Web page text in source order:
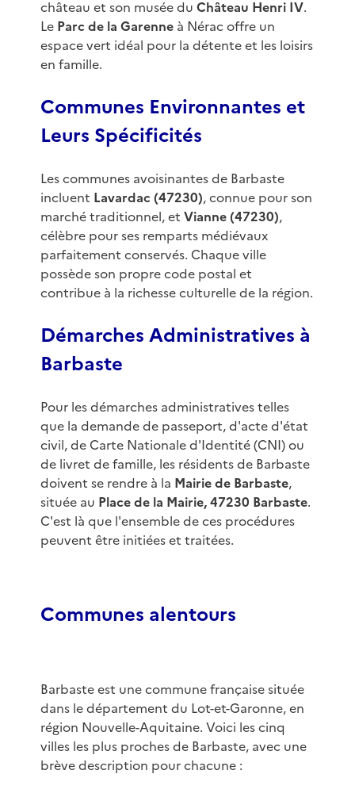
château et son musée du Château Henri IV.
Le Parc de la Garenneà Nérac offre un
espace vert idéal pour la détente et les loisirs
en famille.
Communes Environnantes et
Leurs Spécificités
Les communes avoisinantes de Barbaste
incluent Lavardac (47230), connue pour son
marché traditionnel, et Vianne (47230),
célèbre pour ses remparts médiévaux
parfaitement conservés. Chaque ville
possède son propre code postal et
contribue à la richesse culturelle de la région.
Démarches Administratives à
Barbaste
Pour les démarches administratives telles
que la demande de passeport, d'acte d'état
civil, de Carte Nationale d'Identité (CNI) ou
de livret de famille, les résidents de Barbaste
doivent se rendre à la Mairie de Barbaste,
située au Place de la Mairie, 47230 Barbaste.
C'est là que l'ensemble de ces procédures
peuvent être initiées et traitées.
Communes alentours
Barbaste est une commune française située
dans le département du Lot-et-Garonne, en
région Nouvelle-Aquitaine. Voici les cinq
villes les plus proches de Barbaste, avec une
brève description pour chacune :